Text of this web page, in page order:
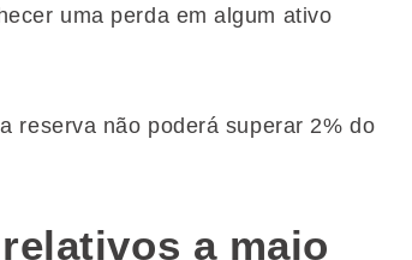
uma perda em algum ativo
reserva não poderá superar 2% do
a maio